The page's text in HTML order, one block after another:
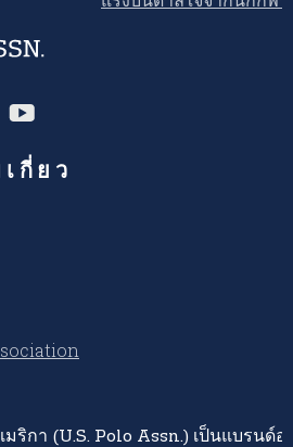
กี่ยว
ริกา (U.S. Polo Assn.) เป็นแบรนด์อ